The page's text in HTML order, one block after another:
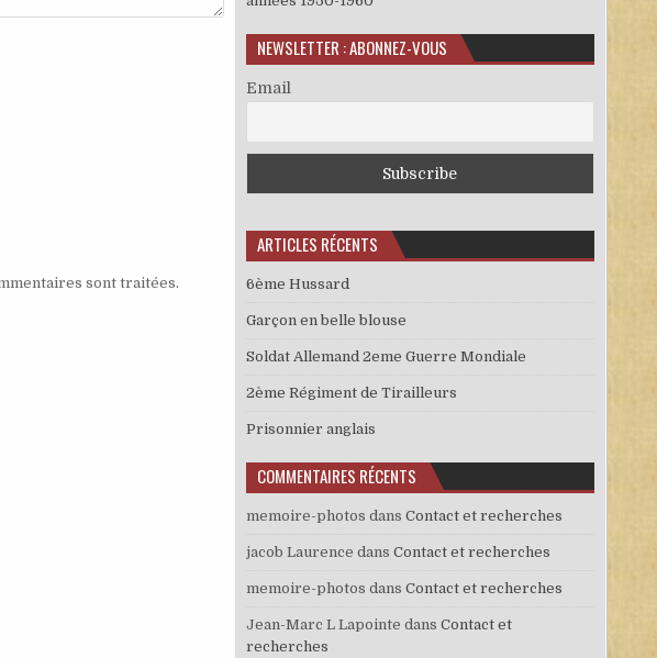
sont traitées.
NEWSLETTER : ABONNEZ-VOUS
Email
ARTICLES RÉCENTS
6ème Hussard
Garçon en belle blouse
Soldat Allemand 2eme Guerre Mondiale
2ème Régiment de Tirailleurs
Prisonnier anglais
COMMENTAIRES RÉCENTS
memoire-photos dans Contact et recherches
jacob Laurence dans Contact et recherches
memoire-photos dans Contact et recherches
Jean-Marc L Lapointe dans Contact et
recherches